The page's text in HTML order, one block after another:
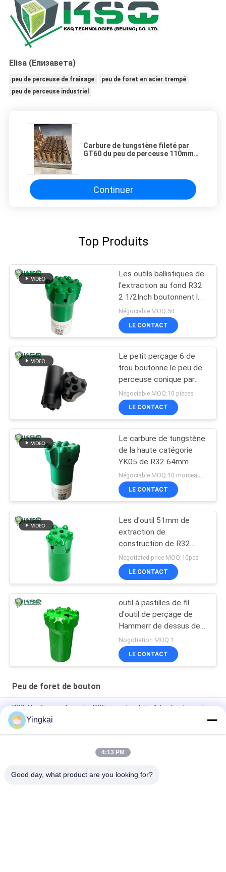
Elisa (Елизавета)
peu de perceuse de fraisage
peu de foret en acier trempé
peu de perceuse industriel
Carbure de tungstène fileté par
GT60 du peu de perceuse 110mm
Continuer
Top Produits
Les outils ballistiques de
l'extraction au fond R32
2 1/2Inch boutonnent le
peu de perceuse
Négociable MOQ:50
LE CONTACT
Le petit perçage 6 de
trou boutonne le peu de
perceuse conique par
36mm de bouton de
30mm 32mm
Négociable MOQ:10 pièces
LE CONTACT
Le carbure de tungstène
de la haute catégorie
YK05 de R32 64mm
insère le peu de
perceuse de bouton
Négociable MOQ:10 morceaux d'outil à pastilles
LE CONTACT
Les d'outil 51mm de
extraction de
construction de R32
45mm fil le peu de
perceuse de bouton
Negotiated price MOQ:10pcs
LE CONTACT
outil à pastilles de fil
d'outil de perçage de
Hammerr de dessus de
carrière de l'exploitation
T45 de 89mm
Nogotiation MOQ:1
LE CONTACT
Peu de foret de bouton
R32 / Le forage de roche R25 usine le pilote Adapter de jambe
de peu de perceuse de carbure de tungstène
Adaptateur pilote de dérive et de tunneling 12° de diamètre 40
Yingkai
4:13 PM
Good day, what product are you looking for?